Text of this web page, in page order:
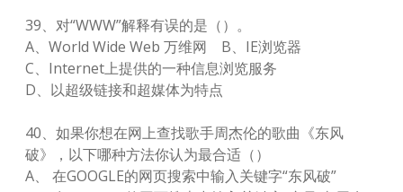
39、对“WWW”解释有误的是（）。
A、World Wide Web 万维网 B、IE浏览器
C、Internet上提供的一种信息浏览服务
D、以超级链接和超媒体为特点
40、如果你想在网上查找歌手周杰伦的歌曲《东风
破》，以下哪种方法你认为最合适（）
A、 在GOOGLE的网页搜索中输入关键字“东风破”